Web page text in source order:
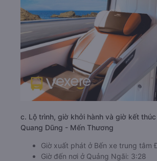
c. Lộ trình, giờ khởi hành và giờ kết
Quang Dũng - Mến Thương
Giờ xuất phát ở Bến xe trung tâm
Giờ đến nơi ở Quảng Ngãi: 3:28